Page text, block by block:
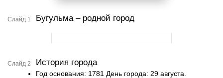
Слайд 1 Бугульма – родной город
Слайд 2 История города
Год основания: 1781 День города: 29 августа.